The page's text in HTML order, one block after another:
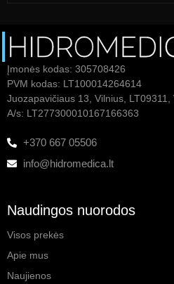
Įmonės kodas: 305708426
PVM kodas: LT100014264614
Juozapavičiaus 13, Vilnius, LT09311,
A/s: LT277300010167166363
+370 667 05506
info@hidromedica.lt
Naudingos nuorodos
Visos prekės
Apie mus
Naujienos